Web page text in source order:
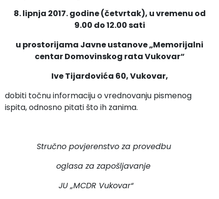
8. lipnja 2017. godine (četvrtak), u vremenu od
9.00 do 12.00 sati
u prostorijama Javne ustanove „Memorijalni
centar Domovinskog rata Vukovar“
Ive Tijardovića 60, Vukovar,
dobiti točnu informaciju o vrednovanju pismenog
ispita, odnosno pitati što ih zanima.
Stručno povjerenstvo za provedbu
oglasa za zapošljavanje
JU „MCDR Vukovar“